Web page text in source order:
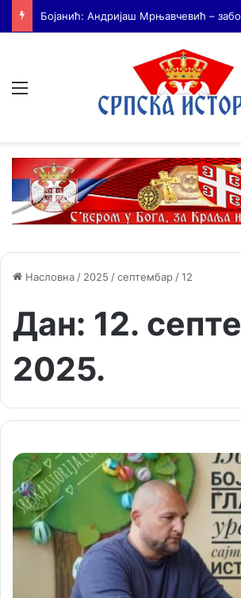
Насловна / 2025 /септембар /12
Дан: 12.
2025.